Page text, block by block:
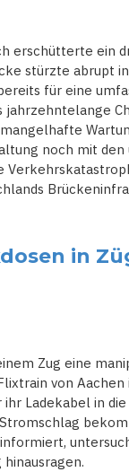
erschütterte ein
stürzte abrupt
für eine
jahrzehntelange
noch mit
in
Zug eine
von
Ladekabel in